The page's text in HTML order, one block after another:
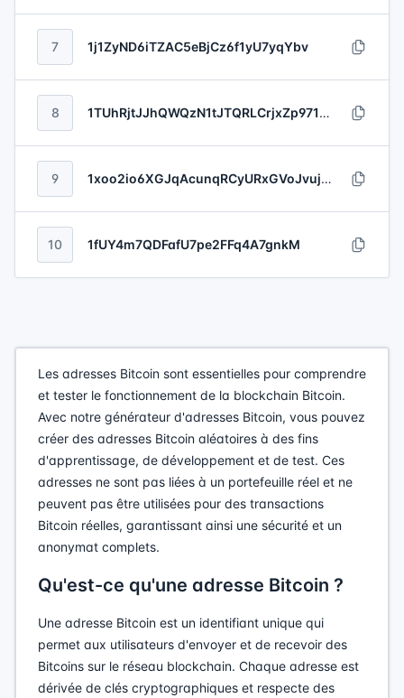
7 1j1ZyND6iTZAC5eBjCz6f1yU7yqYbv
8 1TUhRjtJJhQWQzN1tJTQRLCrjxZp971LD
9 1xoo2io6XGJqAcunqRCyURxGVoJvujT4
10 1fUY4m7QDFafU7pe2FFq4A7gnkM
Les adresses Bitcoin sont essentielles pour comprendre
et tester le fonctionnement de la blockchain Bitcoin.
Avec notre générateur d'adresses Bitcoin, vous pouvez
créer des adresses Bitcoin aléatoires à des fins
d'apprentissage, de développement et de test. Ces
adresses ne sont pas liées à un portefeuille réel et ne
peuvent pas être utilisées pour des transactions
Bitcoin réelles, garantissant ainsi une sécurité et un
anonymat complets.
Qu'est-ce qu'une adresse Bitcoin ?
Une adresse Bitcoin est un identifiant unique qui
permet aux utilisateurs d'envoyer et de recevoir des
Bitcoins sur le réseau blockchain. Chaque adresse est
dérivée de clés cryptographiques et respecte des